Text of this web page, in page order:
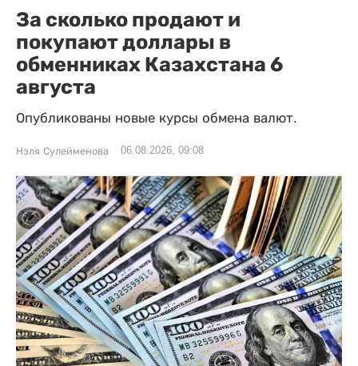
За сколько продают и
покупают доллары в
обменниках Казахстана 6
августа
Опубликованы новые курсы обмена валют.
Нэля Сулейменова 06.08.2026, 09:08